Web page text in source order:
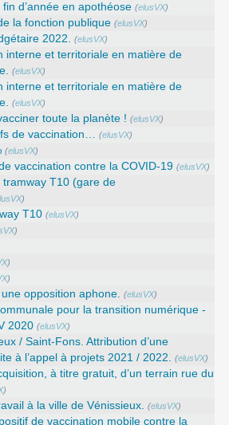
d’année en apothéose (elusVX)
la fonction publique (elusVX)
2022. (elusVX)
interne et territoriale en matière de
(elusVX)
interne et territoriale en matière de
(elusVX)
toute la planète ! (elusVX)
de vaccination… (elusVX)
(elusVX)
vaccination contre la COVID-19 (elusVX)
T10 (gare de
)
T10 (elusVX)
)
)
)
opposition aphone. (elusVX)
pour la transition numérique -
2020 (elusVX)
/ Saint-Fons. Attribution d’une
à l’appel à projets 2021 / 2022. (elusVX)
à titre gratuit, d’un terrain rue du
)
à la ville de Vénissieux. (elusVX)
de vaccination mobile contre la